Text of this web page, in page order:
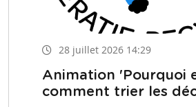
28 juillet 2026 14:29
Animation 'Pourquoi
comment trier les